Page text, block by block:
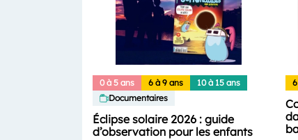
0 à 5 ans 6 à 9 ans
10 à 15 ans
Documentaires
Éclipse solaire 2026 : guide
d’observation pour les enfants